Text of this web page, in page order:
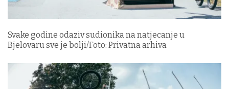
Svake godine odaziv sudionika na natjecanje u
Bjelovaru sve je bolji/Foto: Privatna arhiva